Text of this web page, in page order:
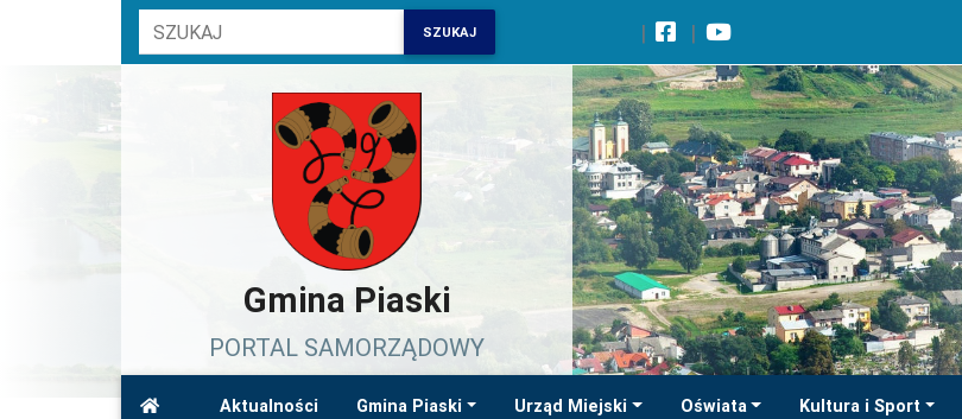
Przejdź do wyszukiwarki
Przejdź do treści głównej
Przejdź do stopki
Przejdź do menu górnego
Przejdź do mapy serwisu
SZUKAJ
Gmina Piaski
PORTAL SAMORZĄDOWY
Aktualności Gmina Piaski Urząd Miejski Oświata Kultura i Sport